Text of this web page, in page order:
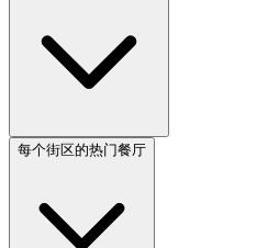
每个街区的热门餐厅